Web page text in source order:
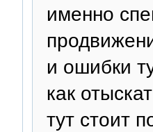
именно
и ошибки
как
тут стоит